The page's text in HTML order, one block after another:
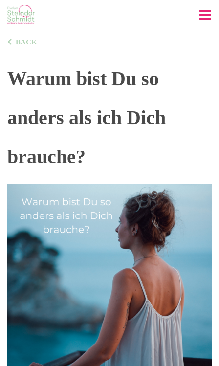
BACK
Warum bist Du so
anders als ich Dich
brauche?